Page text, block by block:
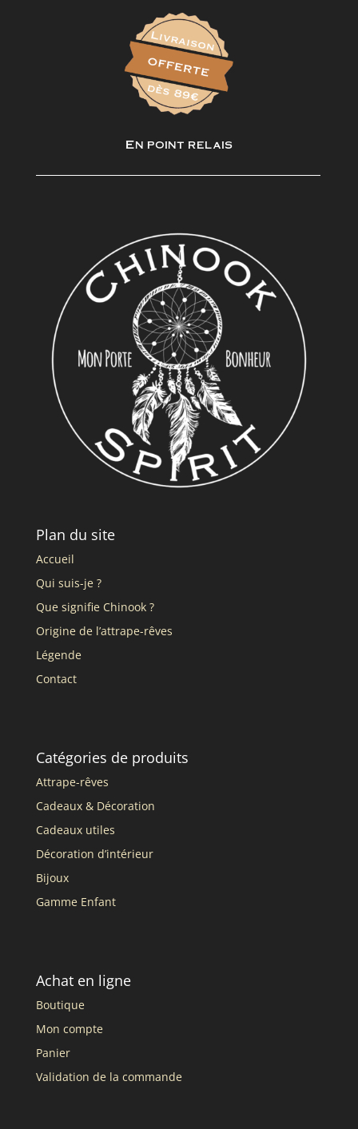
En point relais
Plan du site
Accueil
Qui suis-je ?
Que signifie Chinook ?
Origine de l’attrape-rêves
Légende
Contact
Catégories de produits
Attrape-rêves
Cadeaux & Décoration
Cadeaux utiles
Décoration d’intérieur
Bijoux
Gamme Enfant
Achat en ligne
Boutique
Mon compte
Panier
Validation de la commande